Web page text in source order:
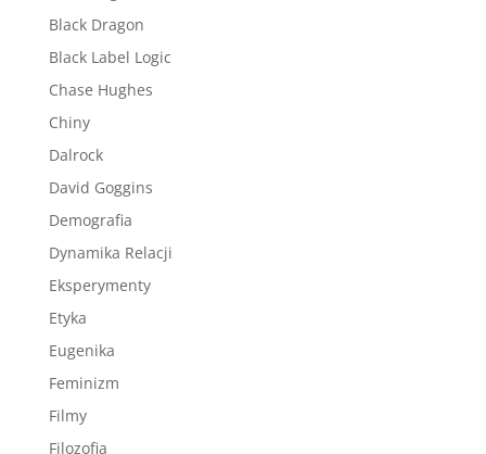
Black Dragon
Black Label Logic
Chase Hughes
Chiny
Dalrock
David Goggins
Demografia
Dynamika Relacji
Eksperymenty
Etyka
Eugenika
Feminizm
Filmy
Filozofia